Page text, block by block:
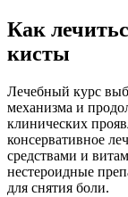
Как
кисты
Лечебный курс
механизма и
клинических
консервативное
средствами и
нестероидные
для снятия боли.